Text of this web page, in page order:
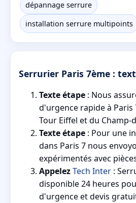
dépannage serrure
installation serrure multipoints
Serrurier Paris 7ème :
Texte étape : Nous
d'urgence rapide à Paris
Tour Eiffel et du Champ-
Texte étape : Pour une
dans Paris 7 nous
expérimentés avec
AppelezTech Inter :
disponible 24 heures
d'urgence et devis